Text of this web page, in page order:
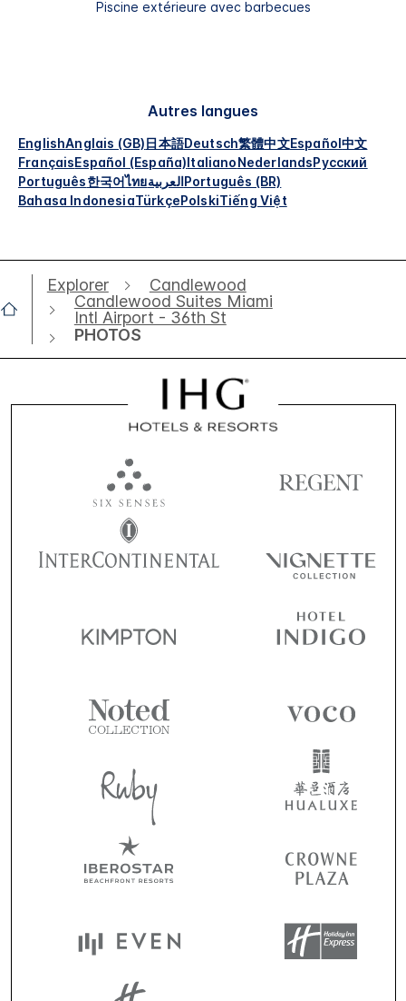
Piscine extérieure avec barbecues
Autres langues
EnglishAnglais (GB)日本語Deutsch繁體中文Español中文
FrançaisEspañol (España)ItalianoNederlandsРусский
Português한국어ไทยالعربيةPortuguês (BR)
Bahasa IndonesiaTürkçePolskiTiếng Việt
Explorer
Candlewood
Candlewood Suites Miami
Intl Airport - 36th St
PHOTOS